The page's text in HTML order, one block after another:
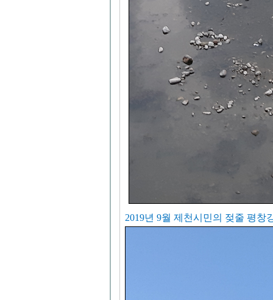
2019년 9월 제천시민의 젖줄 평창